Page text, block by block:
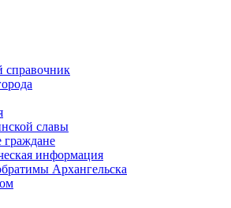
справочник
славы
информация
Архангельска